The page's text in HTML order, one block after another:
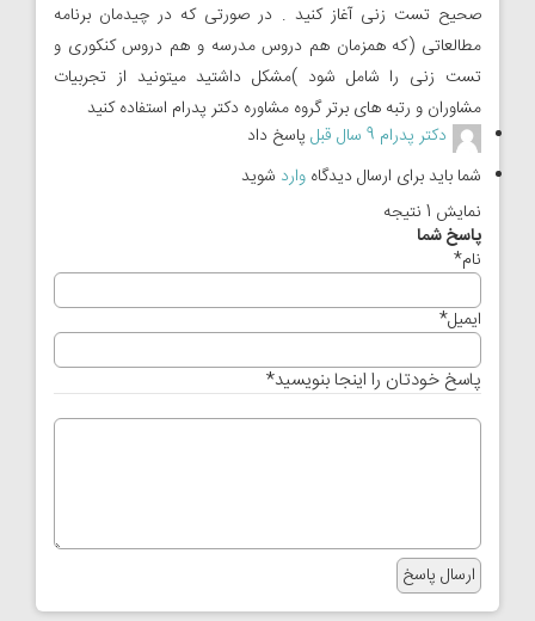
صحیح تست زنی آغاز کنید . در صورتی که در چیدمان برنامه
مطالعاتی (که همزمان هم دروس مدرسه و هم دروس کنکوری و
تست زنی را شامل شود )مشکل داشتید میتونید از تجربیات
مشاوران و رتبه های برتر گروه مشاوره دکتر پدرام استفاده کنید
دکتر پدرام 9 سال قبل
پاسخ داد
شما باید برای ارسال دیدگاه وارد شوید
نمایش 1 نتیجه
پاسخ شما
نام*
ایمیل*
پاسخ خودتان را اینجا بنویسید*